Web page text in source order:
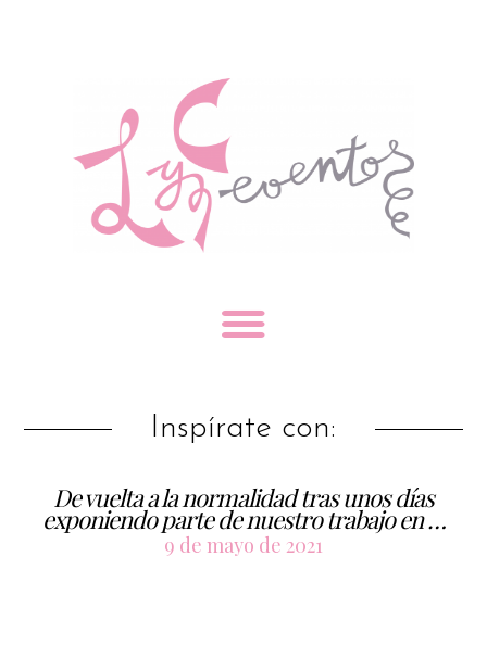
Inspírate con:
De vuelta a la normalidad tras unos días
exponiendo parte de nuestro trabajo en …
9 de mayo de 2021